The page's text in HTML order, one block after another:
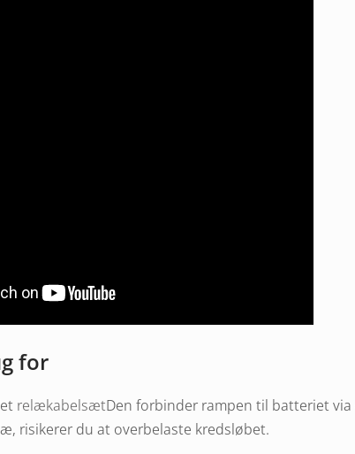
for
relækabelsætDen forbinder rampen til batteriet
risikerer du at overbelaste kredsløbet.